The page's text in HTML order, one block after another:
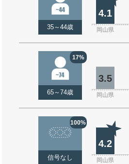
35～44歳
4.1
岡山県
17%
65～74歳
3.5
岡山県
100%
信号なし
4.2
岡山県